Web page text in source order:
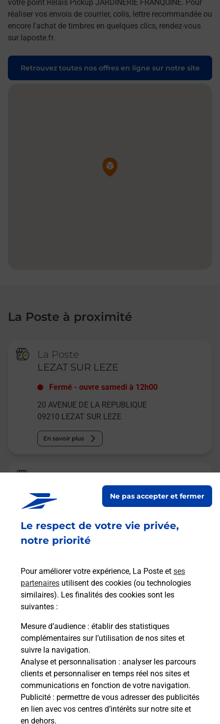
Le respect de votre vie privée,
notre priorité
Pour améliorer votre expérience, La Poste et ses
partenaires utilisent des cookies (ou technologies
similaires). Les finalités des cookies sont les
suivantes :
Mesure d’audience : établir des statistiques
complémentaires sur l’utilisation de nos sites et
suivre la navigation.
Analyse et personnalisation : analyser les parcours
clients et personnaliser en temps réel nos sites et
communications en fonction de votre navigation.
Publicité : permettre de vous adresser des publicités
en lien avec vos centres d’intérêts sur notre site et
en dehors.
Ne pas accepter et fermer
votre point Relais Pickup JARDINERIE FRANQUINE. Pour
réaliser vos envois de courrier, colis, lettre recommandée ou
encore l'achat de timbres en quelques clics, rendez-vous
sur laposte.fr.
Retrouvez toutes nos offres en ligne sur notre site
Pin de la carte
La Poste à proximité
La Poste
LEZAT SUR LEZE
Fermé -ouvre samedi à 12h00
20 AVENUE DE LA REPUBLIQUE
09210 LEZAT SUR LEZE
En savoir plus
La Poste Agence Communale
ST YBARS MAIRIE
ouvre samedi à 08h45
12 PLACE EPARCHOISE
09210 ST YBARS
Malin !
La Poste
en ligne
Ouvert 24h/24
En savoir plus